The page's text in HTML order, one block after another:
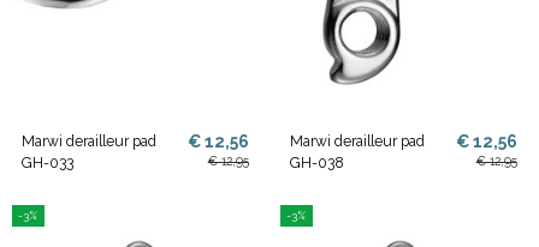
Marwi derailleur pad
GH-033
€ 12,56
€ 12,95
Marwi derailleur pad
GH-038
€ 12,56
€ 12,95
-3% -3%